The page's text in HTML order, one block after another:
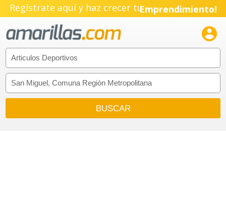
Regístrate aquí y haz crecer tuEmprendimiento!
